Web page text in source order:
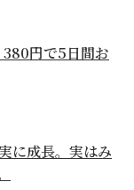
380円で5日間お
に成長。実はみ